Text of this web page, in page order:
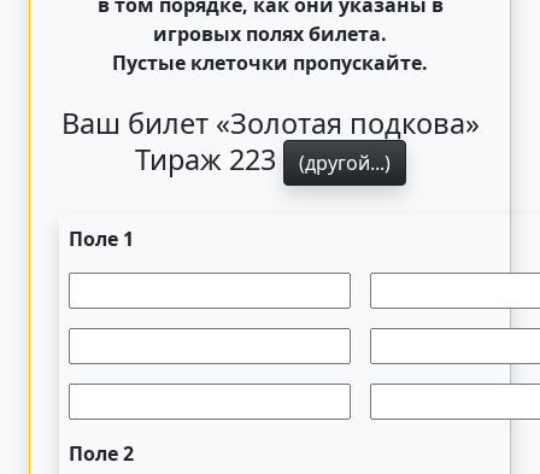
игровых полях билета.
Пустые клеточки пропускайте.
Ваш билет «Золотая подкова»
Тираж 223
(другой...)
Поле 1
Поле 2